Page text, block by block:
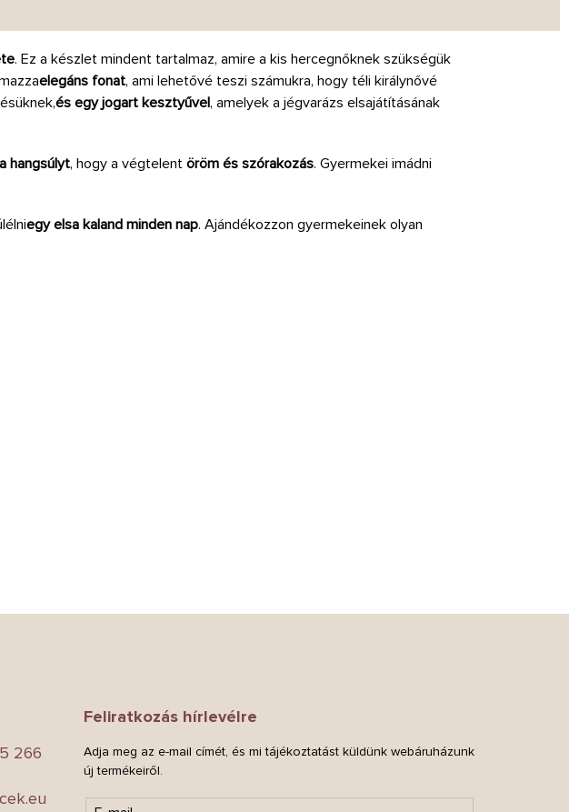
. Ez a készlet mindent tartalmaz, amire a kis hercegnőknek szükségük
elegáns fonat, ami lehetővé teszi számukra, hogy téli királynővé
és egy jogart kesztyűvel, amelyek a jégvarázs elsajátításának
hangsúlyt, hogy a végtelent öröm és szórakozás. Gyermekei imádni
egy elsa kaland minden nap. Ajándékozzon gyermekeinek olyan
266
Feliratkozás hírlevélre
Adja meg az e-mail címét, és mi tájékoztatást küldünk webáruházunk
új termékeiről.